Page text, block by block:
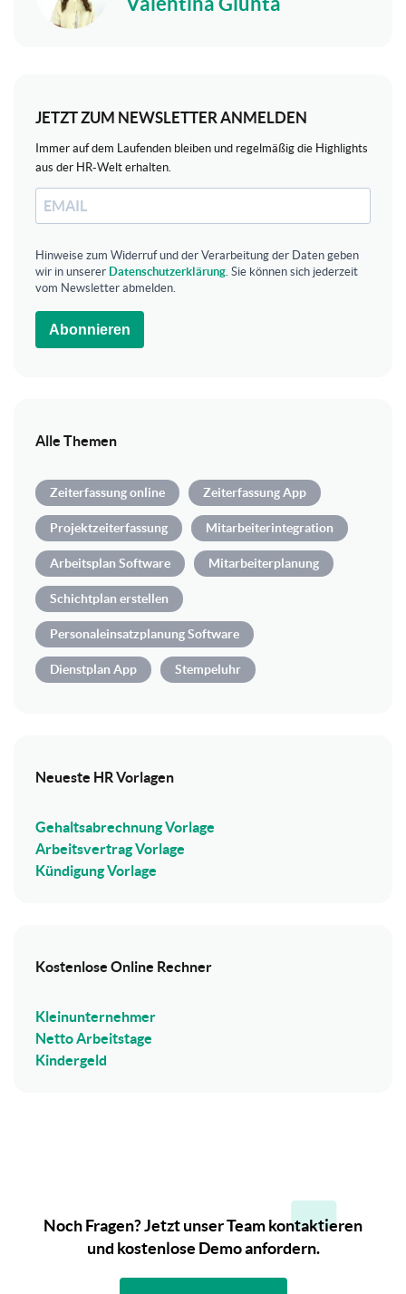
JETZT ZUM NEWSLETTER ANMELDEN
Immer auf dem Laufenden bleiben und regelmäßig die Highlights
aus der HR-Welt erhalten.
Hinweise zum Widerruf und der Verarbeitung der Daten geben
wir in unserer Datenschutzerklärung . Sie können sich jederzeit
vom Newsletter abmelden.
Abonnieren
Alle Themen
Zeiterfassung online Zeiterfassung App
Projektzeiterfassung Mitarbeiterintegration
Arbeitsplan Software Mitarbeiterplanung
Schichtplan erstellen
Personaleinsatzplanung Software
Dienstplan App Stempeluhr
Neueste HR Vorlagen
Gehaltsabrechnung Vorlage
Arbeitsvertrag Vorlage
Kündigung Vorlage
Kostenlose Online Rechner
Kleinunternehmer
Netto Arbeitstage
Kindergeld
Noch Fragen? Jetzt unser Team kontaktieren
und kostenlose Demo anfordern.